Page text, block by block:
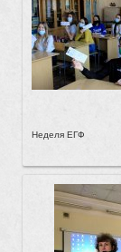
Неделя ЕГФ